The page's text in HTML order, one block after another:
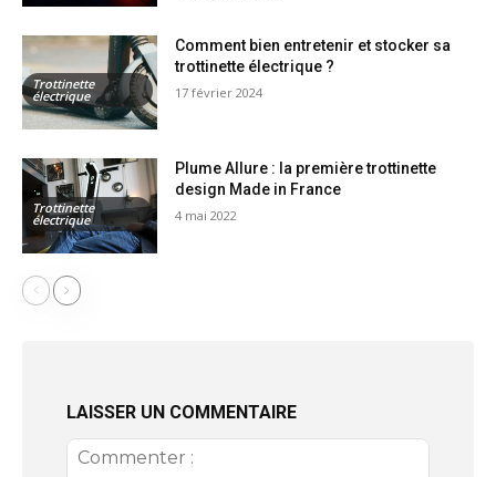
Trottinette
électrique
Comment bien entretenir et stocker sa
trottinette électrique ?
17 février 2024
Trottinette
électrique
Plume Allure : la première trottinette
design Made in France
4 mai 2022
LAISSER UN COMMENTAIRE